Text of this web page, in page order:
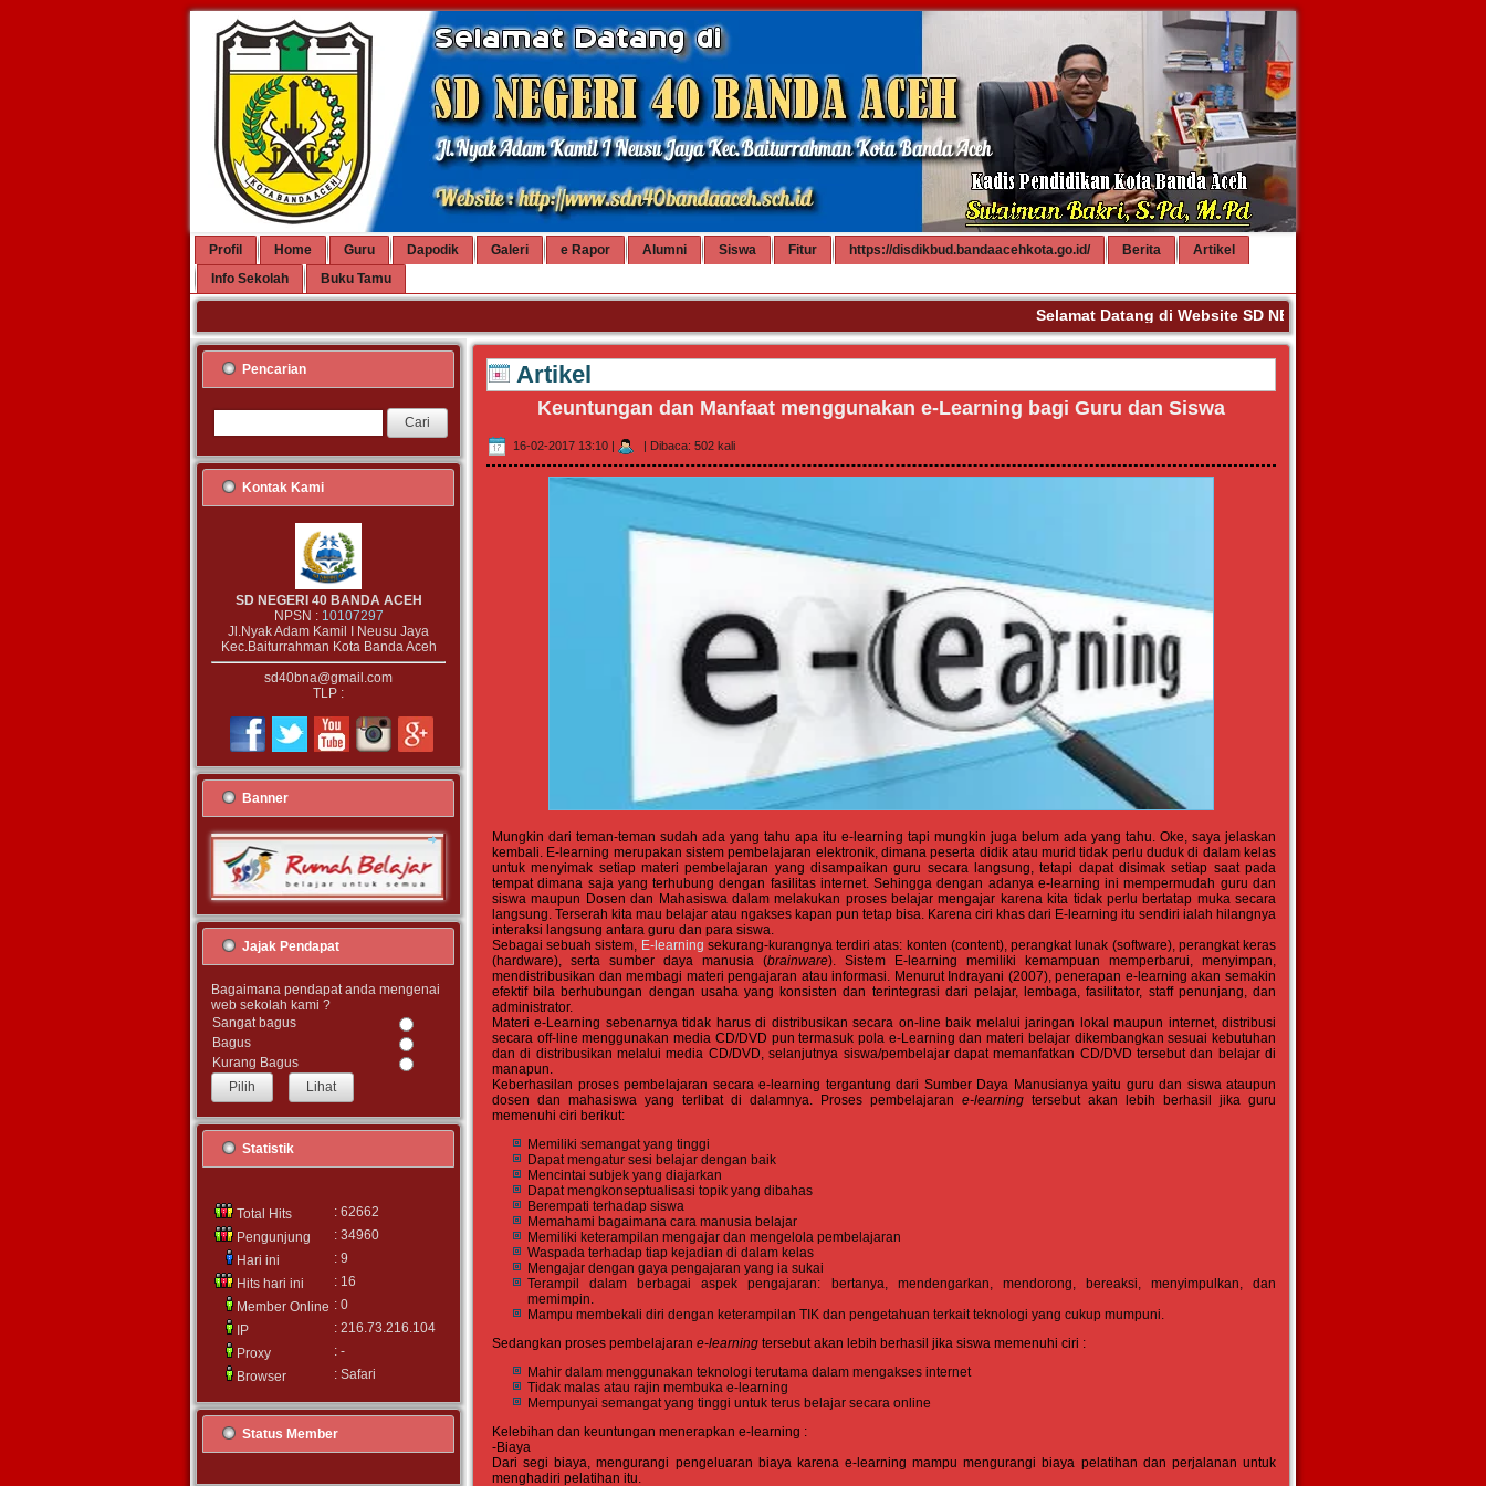
Profil Home Guru Dapodik Galeri e Rapor Alumni Siswa Fitur https://disdikbud.bandaacehkota.go.id/ Berita
Artikel
Info Sekolah
Buku Tamu
Selamat Datang di Website SD NEGERI 40 BANDA ACEH.
Pencarian
Kontak Kami
SD NEGERI 40 BANDA ACEH
NPSN : 10107297
Jl.Nyak Adam Kamil I Neusu Jaya
Kec.Baiturrahman Kota Banda Aceh
sd40bna@gmail.com
TLP :
Banner
Jajak Pendapat
Bagaimana pendapat anda mengenai
web sekolah kami ?
Sangat bagus
Bagus
Kurang Bagus
Lihat
Statistik
Total Hits
: 62662
Pengunjung
: 34960
Hari ini
: 9
Hits hari ini
: 16
Member Online : 0
IP
: 216.73.216.104
Proxy
: -
Browser
: Safari
Status Member
Artikel
Keuntungan dan Manfaat menggunakan e-Learning bagi Guru dan Siswa
16-02-2017 13:10 | | Dibaca: 502 kali
Mungkin dari teman-teman sudah ada yang tahu apa itu e-learning tapi mungkin juga belum ada yang tahu. Oke, saya jelaskan
kembali. E-learning merupakan sistem pembelajaran elektronik, dimana peserta didik atau murid tidak perlu duduk di dalam kelas
untuk menyimak setiap materi pembelajaran yang disampaikan guru secara langsung, tetapi dapat disimak setiap saat pada
tempat dimana saja yang terhubung dengan fasilitas internet. Sehingga dengan adanya e-learning ini mempermudah guru dan
siswa maupun Dosen dan Mahasiswa dalam melakukan proses belajar mengajar karena kita tidak perlu bertatap muka secara
langsung. Terserah kita mau belajar atau ngakses kapan pun tetap bisa. Karena ciri khas dari E-learning itu sendiri ialah hilangnya
interaksi langsung antara guru dan para siswa.
Sebagai sebuah sistem, E-learning sekurang-kurangnya terdiri atas: konten (content), perangkat lunak (software), perangkat keras
(hardware), serta sumber daya manusia (brainware). Sistem E-learning memiliki kemampuan memperbarui, menyimpan,
mendistribusikan dan membagi materi pengajaran atau informasi. Menurut Indrayani (2007), penerapan e-learning akan semakin
efektif bila berhubungan dengan usaha yang konsisten dan terintegrasi dari pelajar, lembaga, fasilitator, staff penunjang, dan
administrator.
Materi e-Learning sebenarnya tidak harus di distribusikan secara on-line baik melalui jaringan lokal maupun internet, distribusi
secara off-line menggunakan media CD/DVD pun termasuk pola e-Learning dan materi belajar dikembangkan sesuai kebutuhan
dan di distribusikan melalui media CD/DVD, selanjutnya siswa/pembelajar dapat memanfatkan CD/DVD tersebut dan belajar di
manapun.
Keberhasilan proses pembelajaran secara e-learning tergantung dari Sumber Daya Manusianya yaitu guru dan siswa ataupun
dosen dan mahasiswa yang terlibat di dalamnya. Proses pembelajaran e-learning tersebut akan lebih berhasil jika guru
memenuhi ciri berikut:
Memiliki semangat yang tinggi
Dapat mengatur sesi belajar dengan baik
Mencintai subjek yang diajarkan
Dapat mengkonseptualisasi topik yang dibahas
Berempati terhadap siswa
Memahami bagaimana cara manusia belajar
Memiliki keterampilan mengajar dan mengelola pembelajaran
Waspada terhadap tiap kejadian di dalam kelas
Mengajar dengan gaya pengajaran yang ia sukai
Terampil dalam berbagai aspek pengajaran: bertanya, mendengarkan, mendorong, bereaksi, menyimpulkan, dan
memimpin.
Mampu membekali diri dengan keterampilan TIK dan pengetahuan terkait teknologi yang cukup mumpuni.
Sedangkan proses pembelajaran e-learning tersebut akan lebih berhasil jika siswa memenuhi ciri :
Mahir dalam menggunakan teknologi terutama dalam mengakses internet
Tidak malas atau rajin membuka e-learning
Mempunyai semangat yang tinggi untuk terus belajar secara online
Kelebihan dan keuntungan menerapkan e-learning :
-Biaya
Dari segi biaya, mengurangi pengeluaran biaya karena e-learning mampu mengurangi biaya pelatihan dan perjalanan untuk
menghadiri pelatihan itu.